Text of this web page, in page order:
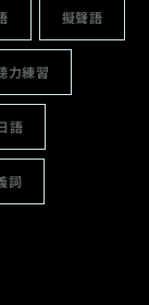
擬聲語
力練習
語
詞